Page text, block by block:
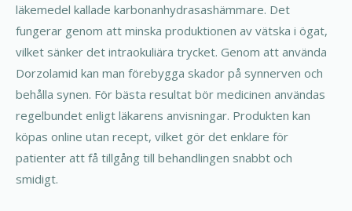
läkemedel kallade karbonanhydrasashämmare. Det
fungerar genom att minska produktionen av vätska i ögat,
vilket sänker det intraokuliära trycket. Genom att använda
Dorzolamid kan man förebygga skador på synnerven och
behålla synen. För bästa resultat bör medicinen användas
regelbundet enligt läkarens anvisningar. Produkten kan
köpas online utan recept, vilket gör det enklare för
patienter att få tillgång till behandlingen snabbt och
smidigt.